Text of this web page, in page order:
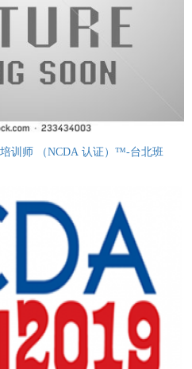
训师 （NCDA 认证）™-台北班